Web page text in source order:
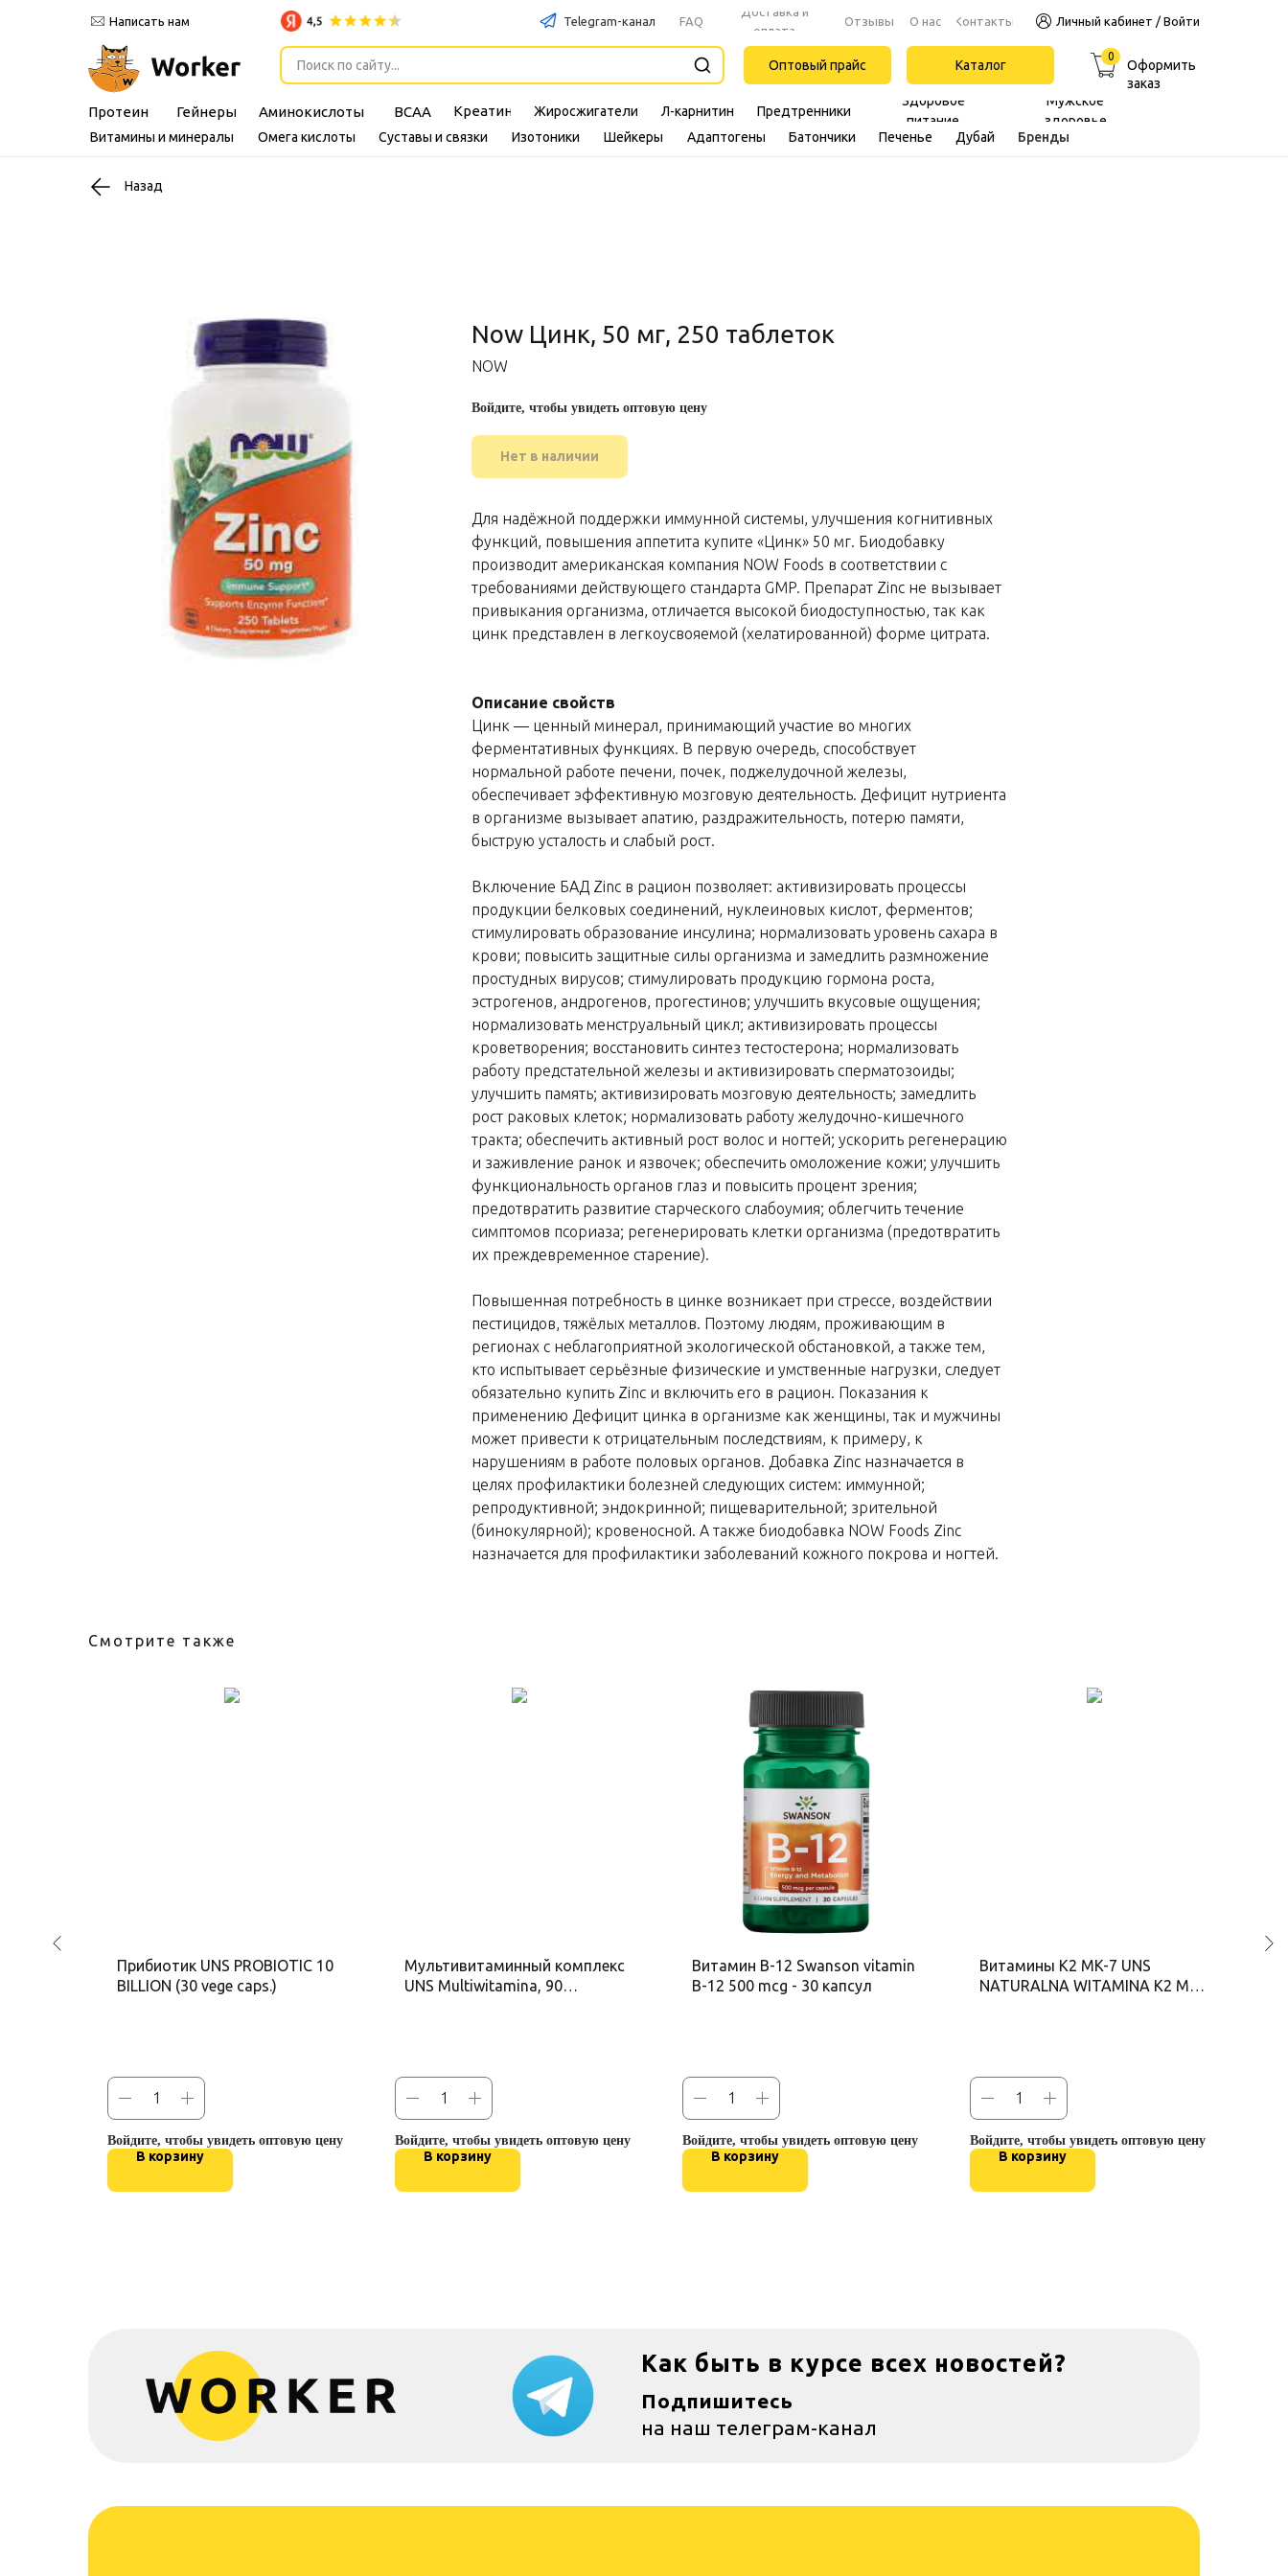
Каталог
Контакты
Доставка и
оплата
О нас
Оформить
заказ
0
Протеин Гейнеры Аминокислоты Креатин
Изотоники
Жиросжигатели
Здоровое
питание
Витамины и минералы
Омега кислоты Суставы и связки
Предтренники
Шейкеры
Мужское
здоровье
Адаптогены
Л-карнитин
Бренды
Поиск по сайту...
Написать нам
Батончики Дубай
Печенье
Оптовый прайс
Отзывы
FAQ
BCAA
Личный кабинет / Войти
Telegram-канал
Назад
Now Цинк, 50 мг, 250 таблеток
NOW
Войдите, чтобы увидеть оптовую цену
Нет в наличии
Для надёжной поддержки иммунной системы, улучшения когнитивных
функций, повышения аппетита купите «Цинк» 50 мг. Биодобавку
производит американская компания NOW Foods в соответствии с
требованиями действующего стандарта GMP. Препарат Zinc не вызывает
привыкания организма, отличается высокой биодоступностью, так как
цинк представлен в легкоусвояемой (хелатированной) форме цитрата.
Описание свойств
Цинк — ценный минерал, принимающий участие во многих
ферментативных функциях. В первую очередь, способствует
нормальной работе печени, почек, поджелудочной железы,
обеспечивает эффективную мозговую деятельность. Дефицит нутриента
в организме вызывает апатию, раздражительность, потерю памяти,
быструю усталость и слабый рост.
Включение БАД Zinc в рацион позволяет: активизировать процессы
продукции белковых соединений, нуклеиновых кислот, ферментов;
стимулировать образование инсулина; нормализовать уровень сахара в
крови; повысить защитные силы организма и замедлить размножение
простудных вирусов; стимулировать продукцию гормона роста,
эстрогенов, андрогенов, прогестинов; улучшить вкусовые ощущения;
нормализовать менструальный цикл; активизировать процессы
кроветворения; восстановить синтез тестостерона; нормализовать
работу предстательной железы и активизировать сперматозоиды;
улучшить память; активизировать мозговую деятельность; замедлить
рост раковых клеток; нормализовать работу желудочно-кишечного
тракта; обеспечить активный рост волос и ногтей; ускорить регенерацию
и заживление ранок и язвочек; обеспечить омоложение кожи; улучшить
функциональность органов глаз и повысить процент зрения;
предотвратить развитие старческого слабоумия; облегчить течение
симптомов псориаза; регенерировать клетки организма (предотвратить
их преждевременное старение).
Повышенная потребность в цинке возникает при стрессе, воздействии
пестицидов, тяжёлых металлов. Поэтому людям, проживающим в
регионах с неблагоприятной экологической обстановкой, а также тем,
кто испытывает серьёзные физические и умственные нагрузки, следует
обязательно купить Zinc и включить его в рацион. Показания к
применению Дефицит цинка в организме как женщины, так и мужчины
может привести к отрицательным последствиям, к примеру, к
нарушениям в работе половых органов. Добавка Zinc назначается в
целях профилактики болезней следующих систем: иммунной;
репродуктивной; эндокринной; пищеварительной; зрительной
(бинокулярной); кровеносной. А также биодобавка NOW Foods Zinc
назначается для профилактики заболеваний кожного покрова и ногтей.
Смотрите также
Прибиотик UNS PROBIOTIC 10
BILLION (30 vege caps.)
Войдите, чтобы увидеть оптовую цену
В корзину
Мультивитаминный комплекс
UNS Multiwitamina, 90
Войдите, чтобы увидеть оптовую цену
В корзину
Витамин B-12 Swanson vitamin
B-12 500 mcg - 30 капсул
Войдите, чтобы увидеть оптовую цену
В корзину
Витамины К2 MK-7 UNS
NATURALNA WITAMINA K2 MK-
Войдите, чтобы увидеть оптовую цену
В корзину
Как быть в курсе всех новостей?
Подпишитесь
на наш телеграм-канал